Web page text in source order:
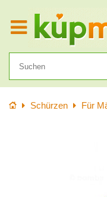
StartseiteSchürzen Für